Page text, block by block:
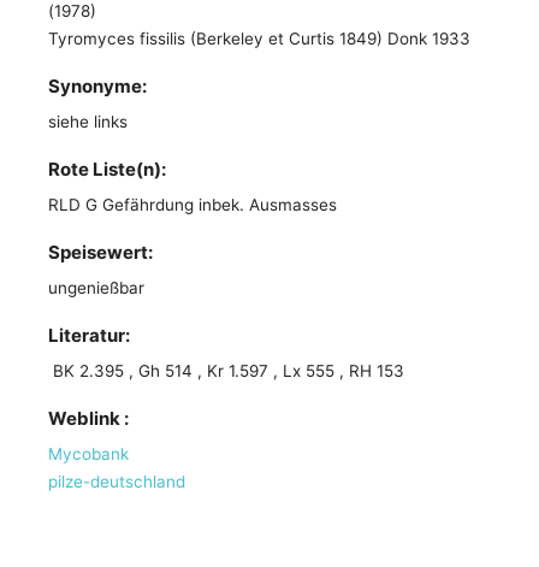
(1978)
Tyromyces fissilis (Berkeley et Curtis 1849) Donk 1933
Synonyme:
siehe links
Rote Liste(n):
RLD G Gefährdung inbek. Ausmasses
Speisewert:
ungenießbar
Literatur:
BK 2.395 , Gh 514 , Kr 1.597 , Lx 555 , RH 153
Weblink :
Mycobank
pilze-deutschland